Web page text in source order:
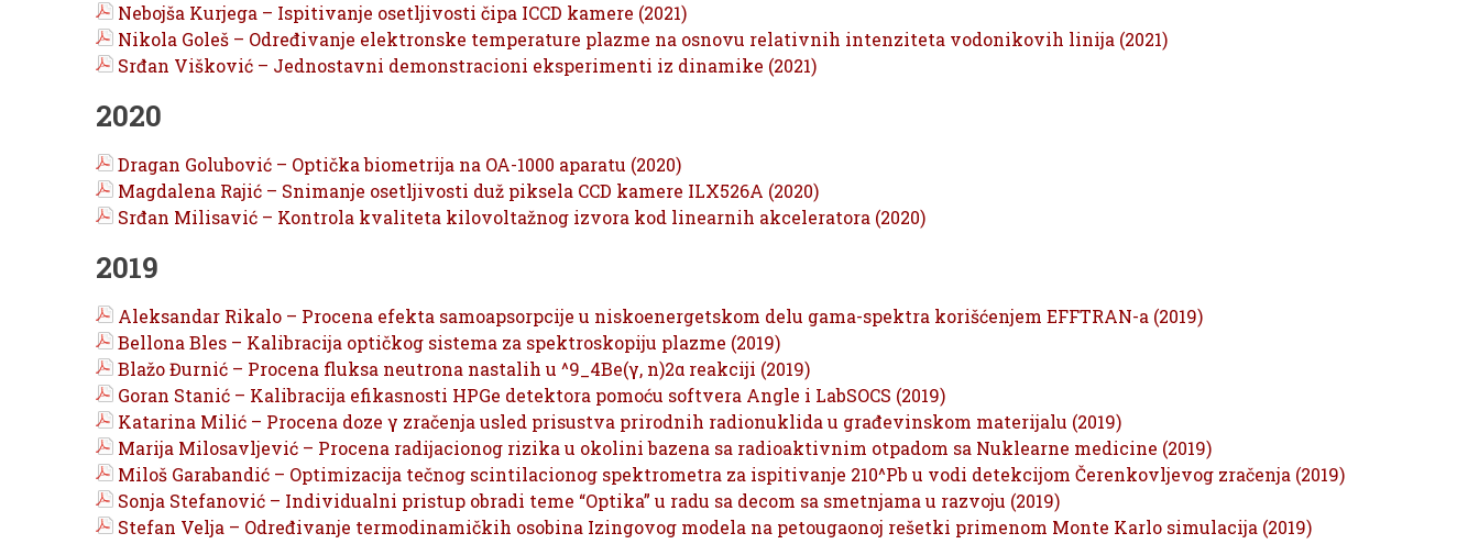
Nebojša Kurjega – Ispitivanje osetljivosti čipa ICCD kamere (2021)
Nikola Goleš – Određivanje elektronske temperature plazme na osnovu relativnih intenziteta vodonikovih linija (2021)
Srđan Višković – Jednostavni demonstracioni eksperimenti iz dinamike (2021)
2020
Dragan Golubović – Optička biometrija na OA-1000 aparatu (2020)
Magdalena Rajić – Snimanje osetljivosti duž piksela CCD kamere ILX526A (2020)
Srđan Milisavić – Kontrola kvaliteta kilovoltažnog izvora kod linearnih akceleratora (2020)
2019
Aleksandar Rikalo – Procena efekta samoapsorpcije u niskoenergetskom delu gama-spektra korišćenjem EFFTRAN-a (2019)
Bellona Bles – Kalibracija optičkog sistema za spektroskopiju plazme (2019)
Blažo Đurnić – Procena fluksa neutrona nastalih u ^9_4Be(γ, n)2α reakciji (2019)
Goran Stanić – Kalibracija efikasnosti HPGe detektora pomoću softvera Angle i LabSOCS (2019)
Katarina Milić – Procena doze γ zračenja usled prisustva prirodnih radionuklida u građevinskom materijalu (2019)
Marija Milosavljević – Procena radijacionog rizika u okolini bazena sa radioaktivnim otpadom sa Nuklearne medicine (2019)
Miloš Garabandić – Optimizacija tečnog scintilacionog spektrometra za ispitivanje 210^Pb u vodi detekcijom Čerenkovljevog zračenja (2019)
Sonja Stefanović – Individualni pristup obradi teme “Optika” u radu sa decom sa smetnjama u razvoju (2019)
Stefan Velja – Određivanje termodinamičkih osobina Izingovog modela na petougaonoj rešetki primenom Monte Karlo simulacija (2019)